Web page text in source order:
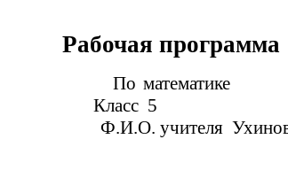
Рабочая программа
По математике
Класс 5
Ф.И.О. учителя